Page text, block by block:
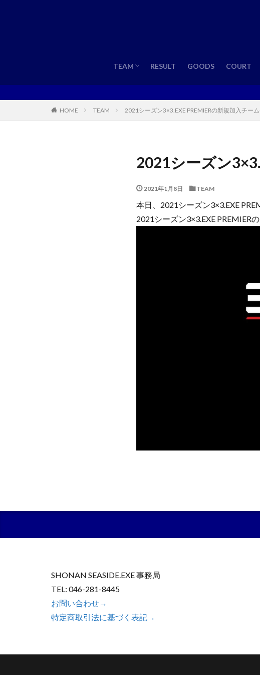
TEAM
TEAM
ROSTER
RESULT GOODS COURT
HOME TEAM 2021シーズン3×3.EXE PREMIERの新規加入チー
2021シーズン
2021年1月8日 TEAM
本日、2021シーズン3×3.EXE
2021シーズン3×3.EXE PREMIER
SHONAN SEASIDE.EXE 事務局
TEL: 046-281-8445
お問い合わせ→
特定商取引法に基づく表記→